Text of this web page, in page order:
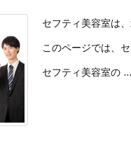
セフティ美容室は
このページでは、
セフティ美容室の ...